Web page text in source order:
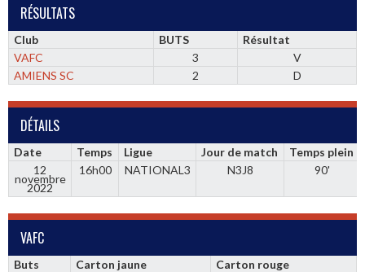
RÉSULTATS
Club BUTS
Résultat
VAFC
3
V
AMIENS SC
2 D
DÉTAILS
Date Temps Ligue Jour de match
Temps plein
12
novembre
2022
16h00 NATIONAL3 N3J8 90'
VAFC
Buts Carton jaune
Carton rouge